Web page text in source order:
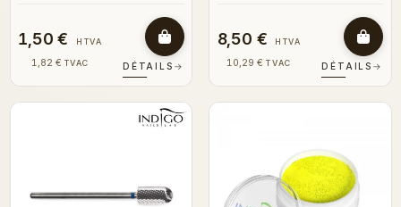
1,50 € HTVA
1,82 € TVAC DÉTAILS →
8,50 € HTVA
10,29 € TVAC DÉTAILS →